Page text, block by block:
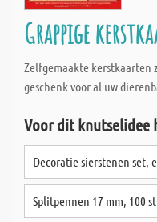
Grappige
Zelfgemaakte
geschenk voor al uw
Voor dit knutselidee
Decoratie sierstenen set,
Splitpennen 17 mm, 100